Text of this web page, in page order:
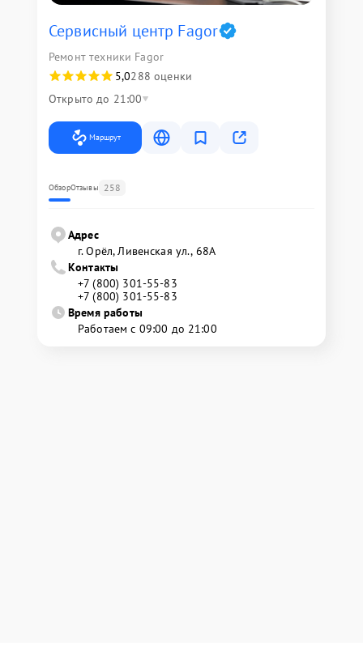
Сервисный центр Fagor
Ремонт техники Fagor
5,0288 оценки
Открыто до 21:00
Маршрут
ОбзорОтзывы 258
Адрес
г. Орёл, Ливенская ул., 68А
Контакты
+7 (800) 301-55-83
+7 (800) 301-55-83
Время работы
Работаем с 09:00 до 21:00